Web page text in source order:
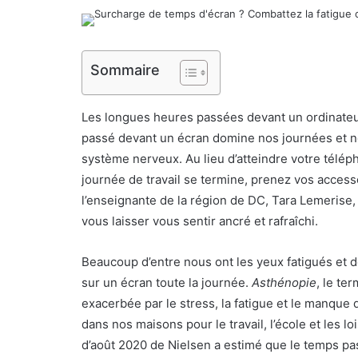
Sommaire
Les longues heures passées devant un
passé devant un écran domine nos journées et
système nerveux. Au lieu d’atteindre votre
journée de travail se termine, prenez vos
l’enseignante de la région de DC, Tara
vous laisser vous sentir ancré et rafraîchi.
Beaucoup d’entre nous ont les yeux fatigués et
sur un écran toute la journée. Asthénopie, le
exacerbée par le stress, la fatigue et le manque
dans nos maisons pour le travail, l’école et les
d’août 2020 de Nielsen a estimé que le temps